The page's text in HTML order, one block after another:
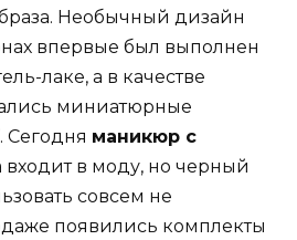
Необычный дизайн
впервые был выполнен
лаке, а в качестве
миниатюрные
Сегодня маникюр с
входит в моду, но черный
совсем не
появились комплекты